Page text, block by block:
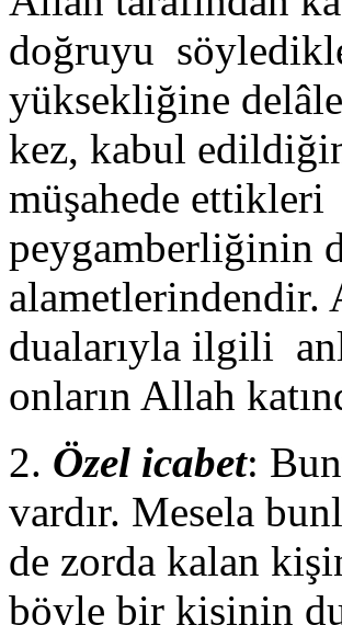
doğruyu
yüksekliğine
kez, kabul
müşahede
peygamberliğinin
alametlerindendir.
dualarıyla ilgili
onların Allah
2. Özel icabet:
vardır. Mesela
de zorda kalan
böyle bir kişinin